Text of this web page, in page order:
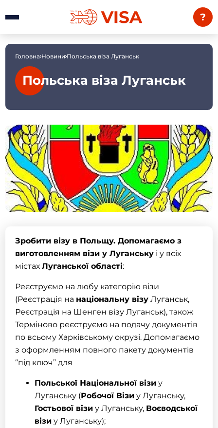
?
Головна Новини Польська віза Луганськ
Польська віза Луганськ
Зробити візу в Польщу. Допомагаємо з
виготовленням візи у Луганську і у всіх
містахЛуганської області:
Реєструємо на любу категорію візи
(Реєстрація на національну візу Луганськ,
Реєстрація на Шенген візу Луганськ), також
Терміново реєструємо на подачу документів
по всьому Харківському окрузі. Допомагаємо
з оформленням повного пакету документів
“під ключ” для
Польської Національної візи у
Луганську (Робочої Візи у Луганську,
Гостьової візи у Луганську, Воєводської
візи у Луганську);